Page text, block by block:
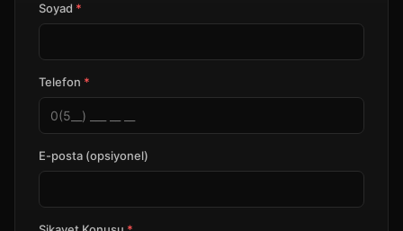
Soyad *
Telefon *
E-posta (opsiyonel)